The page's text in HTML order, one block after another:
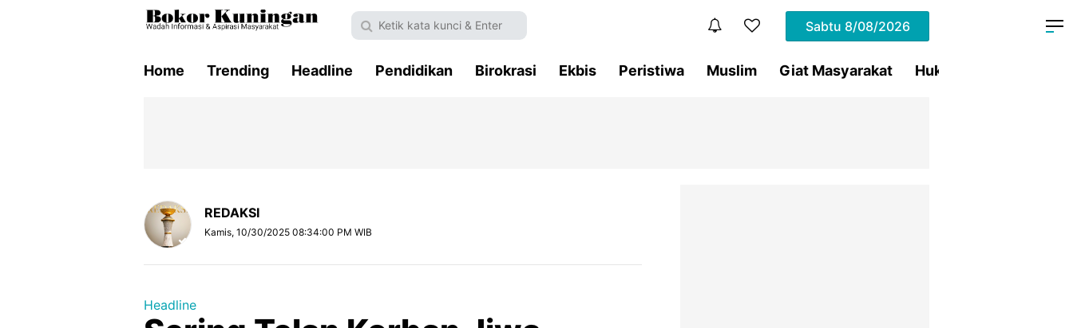
Sabtu 8/08/2026
Home Trending Headline Pendidikan Birokrasi Ekbis Peristiwa Muslim Giat Masyarakat Hukum
REDAKSI
Kamis, 10/30/2025 08:34:00 PM WIB
Headline